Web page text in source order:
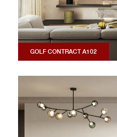
GOLF CONTRACT A102